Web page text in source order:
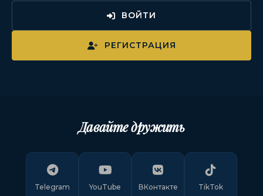
ВОЙТИ
РЕГИСТРАЦИЯ
Давайте дружить
Telegram YouTube ВКонтакте TikTok